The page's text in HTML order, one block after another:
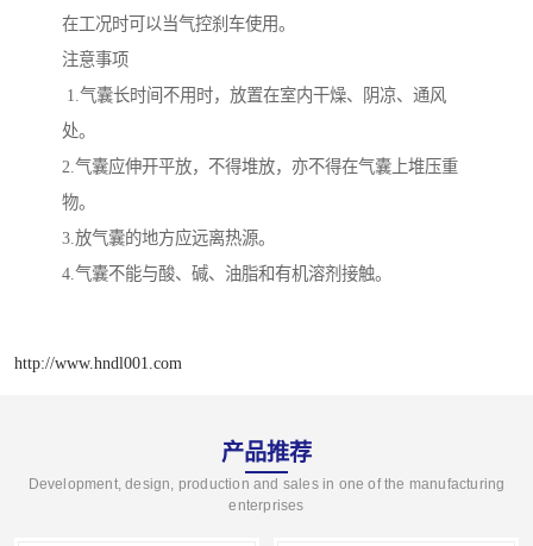
在工况时可以当气控刹车使用。
注意事项
1.气囊长时间不用时，放置在室内干燥、阴凉、通风
处。
2.气囊应伸开平放，不得堆放，亦不得在气囊上堆压重
物。
3.放气囊的地方应远离热源。
4.气囊不能与酸、碱、油脂和有机溶剂接触。
http://www.hndl001.com
产品推荐
Development, design, production and sales in one of the manufacturing
enterprises